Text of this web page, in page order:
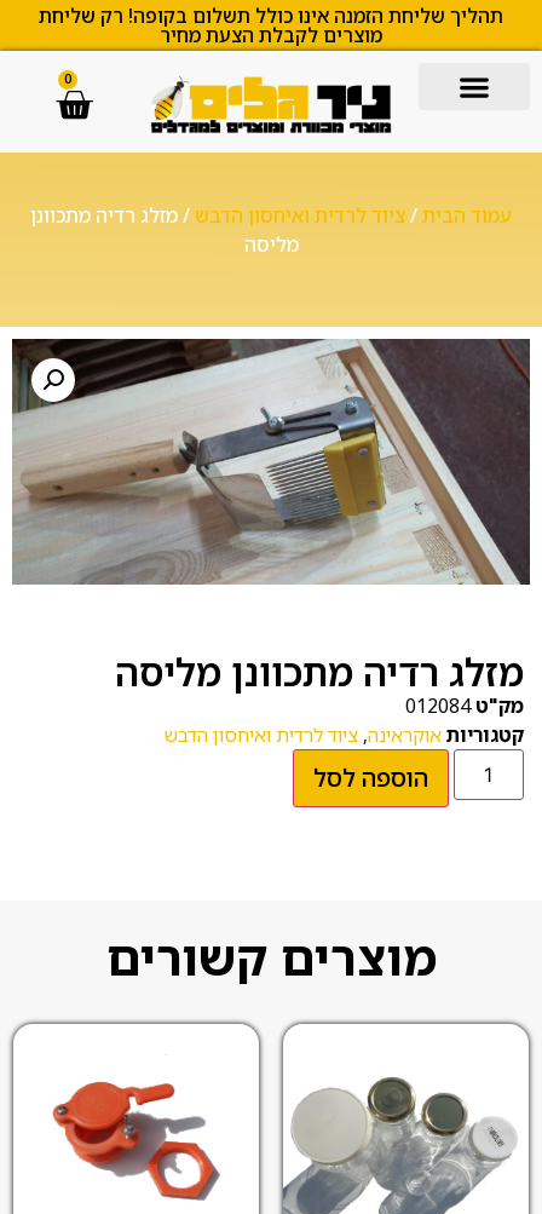
תהליך שליחת הזמנה אינו כולל תשלום בקופה! רק שליחת
מוצרים לקבלת הצעת מחיר
0
עמוד הבית/ציוד לרדית ואיחסון הדבש / מזלג רדיה מתכוונן
מליסה
מזלג רדיה מתכוונן מליסה
מק"ט012084
קטגוריותאוקראינה, ציוד לרדית ואיחסון הדבש
הוספה לסל
מוצרים קשורים